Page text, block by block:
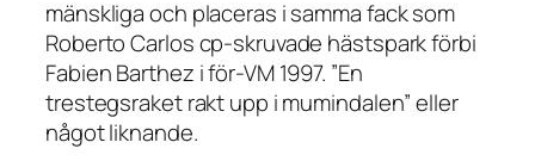
mänskliga och placeras i samma fack som
Roberto Carlos cp-skruvade hästspark förbi
Fabien Barthez i för-VM 1997. ”En
trestegsraket rakt upp i mumindalen” eller
något liknande.